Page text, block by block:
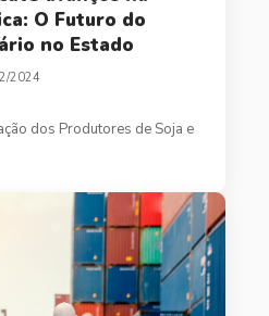
O Futuro do
no Estado
2024
dos Produtores de Soja e